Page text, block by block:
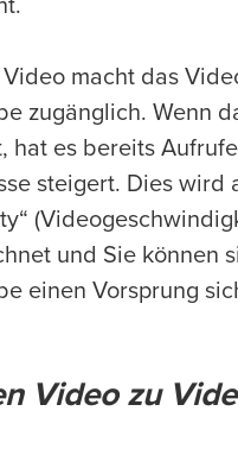
macht das
zugänglich. Wenn
hat es bereits
steigert. Dies wird
und Sie können
einen Vorsprung
Video zu